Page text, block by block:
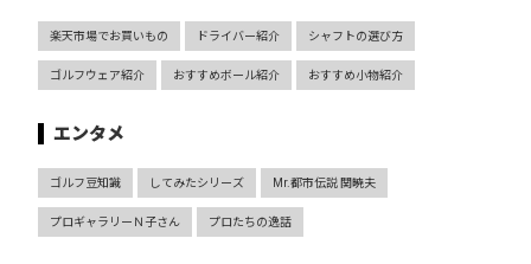
楽天市場でお買いもの ドライバー紹介 シャフトの選び方
ゴルフウェア紹介 おすすめボール紹介 おすすめ小物紹介
エンタメ
ゴルフ豆知識 してみたシリーズ Mr.都市伝説 関暁夫
プロギャラリーＮ子さん プロたちの逸話